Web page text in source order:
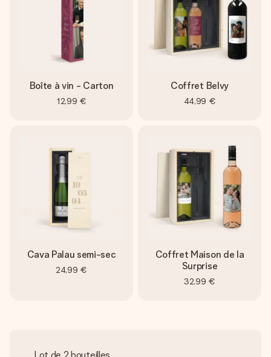
Boîte à vin - Carton
12,99 €
Coffret Belvy
44,99 €
Cava Palau semi-sec
24,99 €
Coffret Maison de la
Surprise
32,99 €